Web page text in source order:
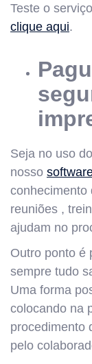
Teste o
clique aqui.
Seja no uso
nosso
conhecimento
reuniões ,
ajudam no
Outro ponto é
sempre tudo
Uma forma
colocando na
procedimento
pelo